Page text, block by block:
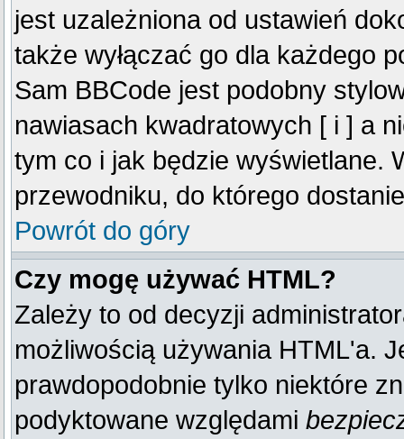
jest uzależniona od ustawień
także wyłączać go dla każdego
Sam BBCode jest podobny
nawiasach kwadratowych [ i ] a
tym co i jak będzie wyświetlane.
przewodniku, do którego
Powrót do góry
Czy mogę używać HTML?
Zależy to od decyzji
możliwością używania HTML'a.
prawdopodobnie tylko niektóre
podyktowane względami